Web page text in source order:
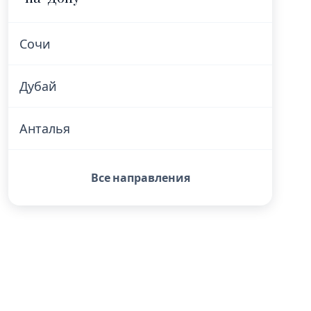
Сочи
Дубай
Анталья
Все направления